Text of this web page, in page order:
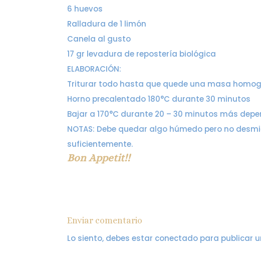
6 huevos
Ralladura de 1 limón
Canela al gusto
17 gr levadura de repostería biológica
ELABORACIÓN:
Triturar todo hasta que quede una masa
Horno precalentado 180°C durante 30 minutos
Bajar a 170°C durante 20 – 30 minutos más
NOTAS: Debe quedar algo húmedo pero no
suficientemente.
Bon Appetit!!
Enviar comentario
Lo siento, debes estar conectado para publicar